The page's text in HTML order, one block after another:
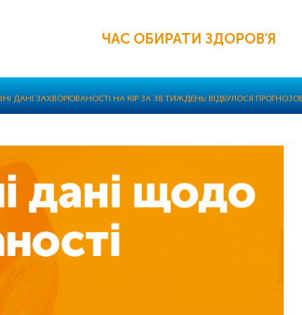
ЧАС ОБИРАТИ ЗДОРОВ'Я
ДАНІ ЗАХВОРЮВАНОСТІ НА КІР ЗА 38 ТИЖДЕНЬ: ВІДБУЛОСЯ